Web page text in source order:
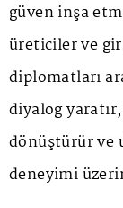
güven inşa
üreticiler ve
diplomatları
diyalog
dönüştürür ve
deneyimi